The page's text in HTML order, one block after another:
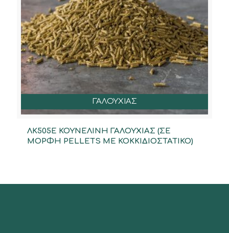
ΓΑΛΟΥΧΙΑΣ
ΛΚ505Ε ΚΟΥΝΕΛΙΝΗ ΓΑΛΟΥΧΙΑΣ (ΣΕ
ΜΟΡΦΗ PELLETS ΜΕ ΚΟΚΚΙΔΙΟΣΤΑΤΙΚΟ)